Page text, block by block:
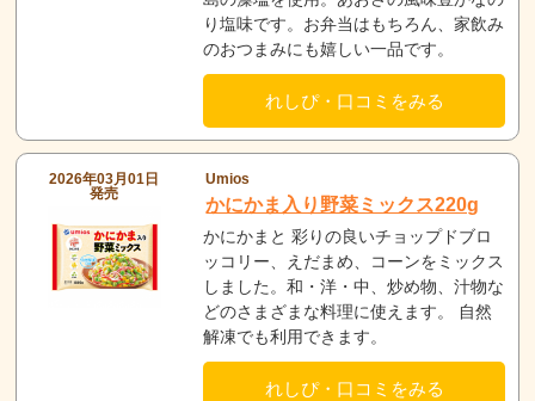
り塩味です。お弁当はもちろん、家飲み
のおつまみにも嬉しい一品です。
れしぴ・口コミをみる
2026年03月01日
発売
Umios
かにかま入り野菜ミックス220g
かにかまと 彩りの良いチョップドブロ
ッコリー、えだまめ、コーンをミックス
しました。和・洋・中、炒め物、汁物な
どのさまざまな料理に使えます。 自然
解凍でも利用できます。
れしぴ・口コミをみる